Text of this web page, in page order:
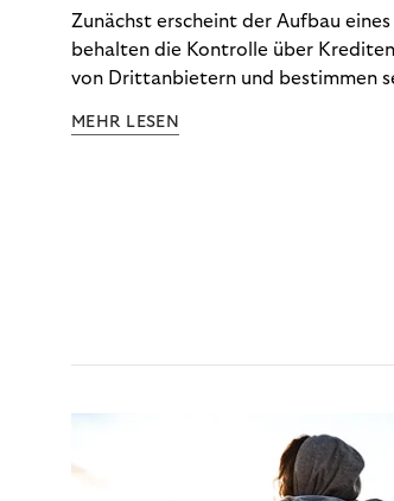
Zunächst erscheint der Aufbau
behalten die Kontrolle über
von Drittanbietern und bestimmen
über Betrugsprävention und Dispute
MEHR LESEN